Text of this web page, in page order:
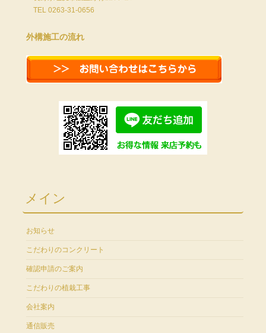
TEL 0263-31-0656
外構施工の流れ
メイン
お知らせ
こだわりのコンクリート
確認申請のご案内
こだわりの植栽工事
会社案内
通信販売